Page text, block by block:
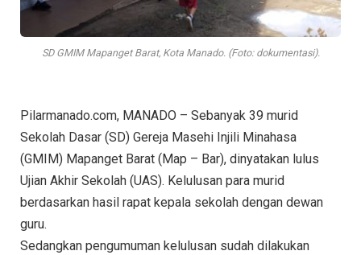
SD GMIM Mapanget Barat, Kota Manado. (Foto: dokumentasi).
Pilarmanado.com, MANADO – Sebanyak 39 murid
Sekolah Dasar (SD) Gereja Masehi Injili Minahasa
(GMIM) Mapanget Barat (Map – Bar), dinyatakan lulus
Ujian Akhir Sekolah (UAS). Kelulusan para murid
berdasarkan hasil rapat kepala sekolah dengan dewan
guru.
Sedangkan pengumuman kelulusan sudah dilakukan